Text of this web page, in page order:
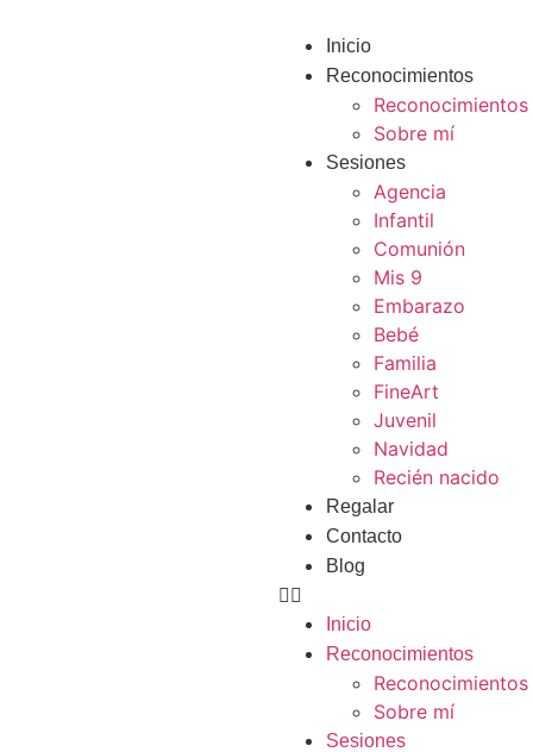
Inicio
Reconocimientos
Reconocimientos
Sobre mí
Sesiones
Agencia
Infantil
Comunión
Mis 9
Embarazo
Bebé
Familia
FineArt
Juvenil
Navidad
Recién nacido
Regalar
Contacto
Blog
Inicio
Reconocimientos
Reconocimientos
Sobre mí
Sesiones